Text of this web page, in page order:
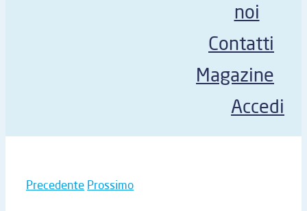
noi
Contatti
Magazine
Accedi
Precedente Prossimo